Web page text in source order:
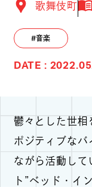
歌舞伎町
音楽
DATE :
鬱々とした世相
ポジティブなバ
ながら活動して
ト”ベッド・イ